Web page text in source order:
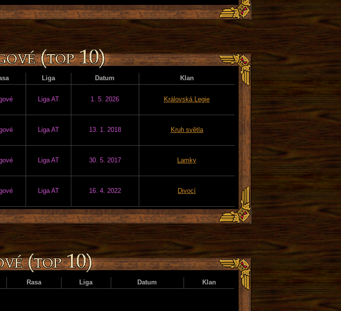
Liga Datum Klan
Liga AT 1. 5. 2026 Královská Legie
Liga AT 13. 1. 2018 Kruh světla
Liga AT 30. 5. 2017 Lamky
Liga AT 16. 4. 2022 Divocí
Rasa Liga Datum Klan